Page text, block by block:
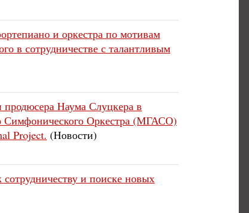
и оркестра по мотивам
в сотрудничестве с талантливым
продюсера Наума Слуцкера в
Симфонического Оркестра (МГАСО)
Project. (Новости)
и поиске новых